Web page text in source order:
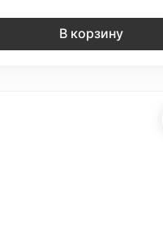
В корзину